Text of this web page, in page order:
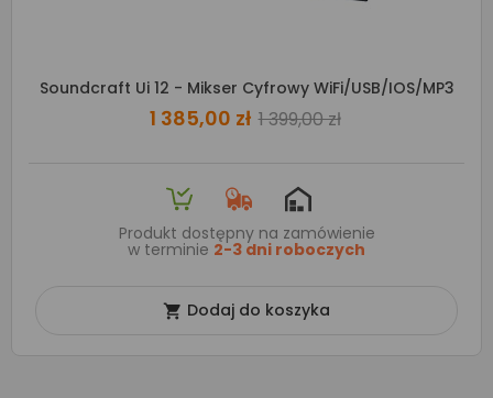
Soundcraft Ui 12 - Mikser Cyfrowy WiFi/USB/iOS/MP3
1 385,00 zł 1 399,00 zł
Produkt dostępny na zamówienie
w terminie 2-3 dni roboczych
 Dodaj do koszyka